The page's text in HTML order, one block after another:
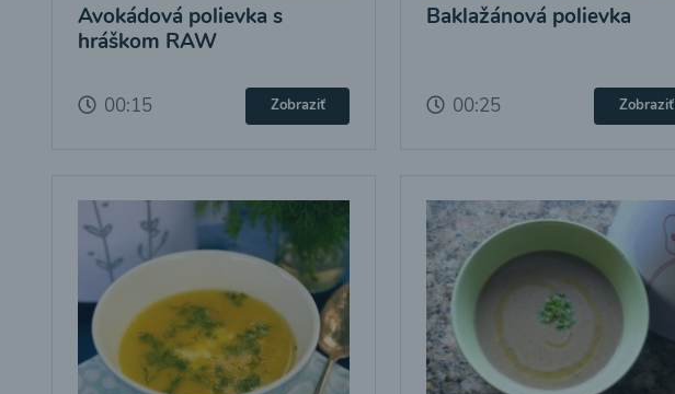
Avokádová polievka s
hráškom RAW
00:15 Zobraziť
Baklažánová polievka
00:25 Zobraziť